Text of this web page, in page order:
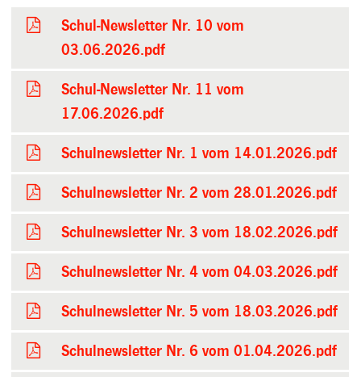
Schul-Newsletter Nr. 10 vom
03.06.2026.pdf
Schul-Newsletter Nr. 11 vom
17.06.2026.pdf
Schulnewsletter Nr. 1 vom 14.01.2026.pdf
Schulnewsletter Nr. 2 vom 28.01.2026.pdf
Schulnewsletter Nr. 3 vom 18.02.2026.pdf
Schulnewsletter Nr. 4 vom 04.03.2026.pdf
Schulnewsletter Nr. 5 vom 18.03.2026.pdf
Schulnewsletter Nr. 6 vom 01.04.2026.pdf